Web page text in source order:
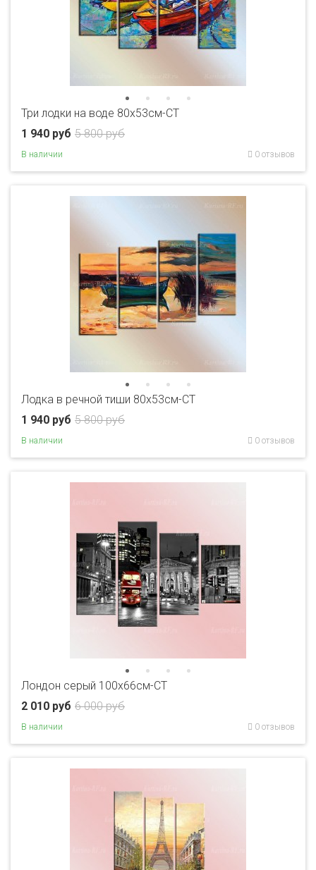
Три лодки на воде 80x53см-CT
5 800 руб
1 940 руб
В наличии 0 отзывов
Лодка в речной тиши 80x53см-CT
5 800 руб
1 940 руб
В наличии 0 отзывов
Лондон серый 100х66см-CT
6 000 руб
2 010 руб
В наличии 0 отзывов